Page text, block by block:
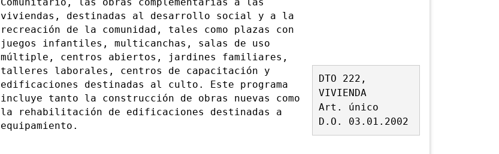
Comunitario, las obras complementarias a las
viviendas, destinadas al desarrollo social y a la
recreación de la comunidad, tales como plazas con
juegos infantiles, multicanchas, salas de uso
múltiple, centros abiertos, jardines familiares,
talleres laborales, centros de capacitación
DTO 222,
VIVIENDA
Art. único
D.O. 03.01.2002
y
edificaciones destinadas al culto. Este programa
incluye tanto la construcción de obras nuevas como
la rehabilitación de edificaciones destinadas a
equipamiento.